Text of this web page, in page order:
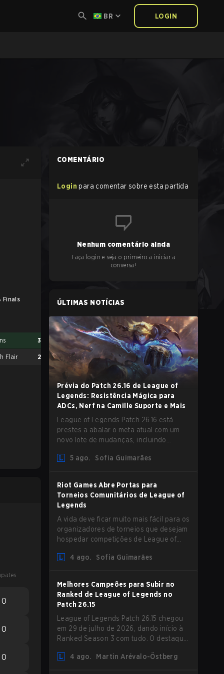
BR LOGIN
Finals
3
Flair 2
0
0
0
COMENTÁRIO
Login para comentar sobre esta partida
Nenhum comentário ainda
Faça login e seja o primeiro a iniciar a
conversa!
ÚLTIMAS NOTÍCIAS
Prévia do Patch 26.16 de League of
Legends: Resistência Mágica para
ADCs, Nerf na Camille Suporte e Mais
League of Legends Patch 26.16 está
prestes a abalar o meta atual com um
novo lote de mudanças, incluindo
nerfs em Camille que podem impactar
5 ago. Sofia Guimarães
Riot Games Abre Portas para
Torneios Comunitários de League of
Legends
A vida deve ficar muito mais fácil para os
organizadores de torneios que desejam
hospedar competições de League of
suas Diretrizes de Competições
4 ago. Sofia Guimarães
Melhores Campeões para Subir no
Ranked de League of Legends no
Patch 26.15
League of Legends Patch 26.15 chegou
em 29 de julho de 2026, dando início à
Ranked Season 3 com tudo. O destaque
a última atualização também trouxe
4 ago. Martin Arévalo-Östberg